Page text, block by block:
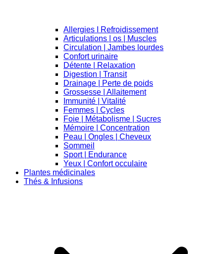
Allergies I Refroidissement
Articulations | os | Muscles
Circulation | Jambes lourdes
Confort urinaire
Détente | Relaxation
Digestion | Transit
Drainage | Perte de poids
Grossesse | Allaitement
Immunité | Vitalité
Femmes | Cycles
Foie | Métabolisme | Sucres
Mémoire | Concentration
Peau | Ongles | Cheveux
Sommeil
Sport | Endurance
Yeux | Confort occulaire
Plantes médicinales
Thés & Infusions